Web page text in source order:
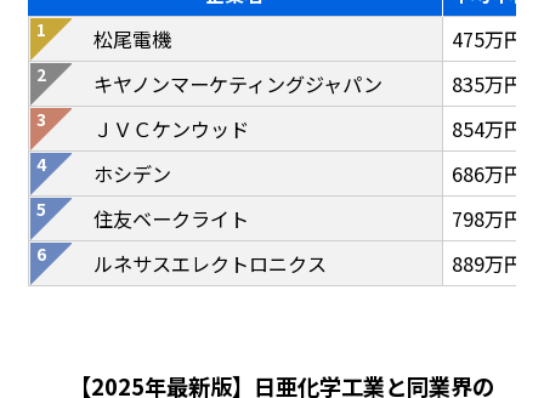
松尾電機
475万円
キヤノンマーケティングジャパン
835万円
ＪＶＣケンウッド
854万円
ホシデン
686万円
住友ベークライト
798万円
ルネサスエレクトロニクス
889万円
【2025年最新版】日亜化学工業と同業界の